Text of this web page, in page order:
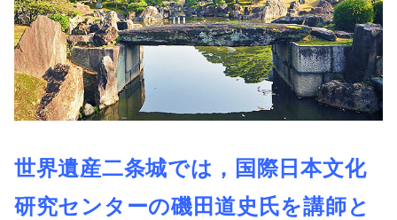
世界遺産二条城では，国際日本文化
研究センターの磯田道史氏を講師と